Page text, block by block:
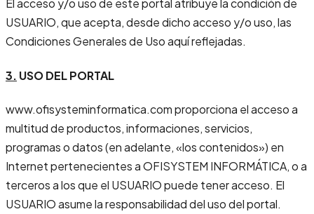
El acceso y/o uso de este portal atribuye la condición de
USUARIO, que acepta, desde dicho acceso y/o uso, las
Condiciones Generales de Uso aquí reflejadas.
3. USO DEL PORTAL
www.ofisysteminformatica.com proporciona el acceso a
multitud de productos, informaciones, servicios,
programas o datos (en adelante, «los contenidos») en
Internet pertenecientes a OFISYSTEM INFORMÁTICA, o a
terceros a los que el USUARIO puede tener acceso. El
USUARIO asume la responsabilidad del uso del portal.